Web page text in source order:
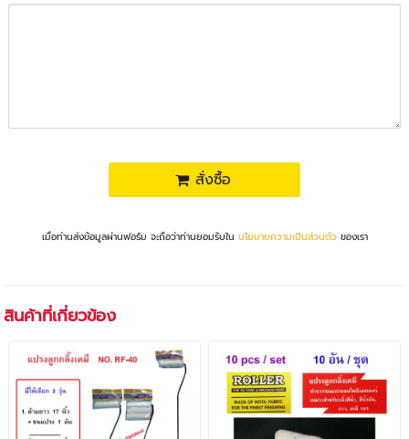
สั่งซื้อ
เมื่อท่านส่งข้อมูลผ่านฟอร์ม จะถือว่าท่านยอมรับใน นโยบายความเป็นส่วนตัวของเรา
สินค้าที่เกี่ยวข้อง